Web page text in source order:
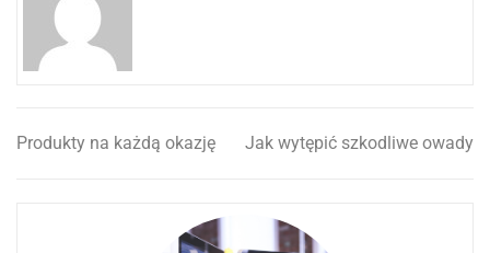
Nawigacja
Produkty na każdą okazję Jak wytępić szkodliwe owady